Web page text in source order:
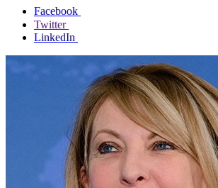
Facebook
Twitter
LinkedIn